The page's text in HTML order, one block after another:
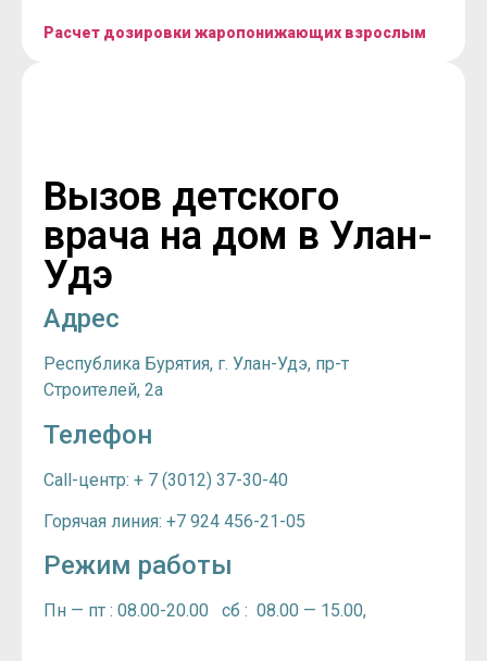
Расчет дозировки жаропонижающих взрослым
Вызов детского
врача на дом в Улан-
Удэ
Адрес
Республика Бурятия, г. Улан-Удэ, пр-т
Строителей, 2а
Телефон
Call-центр: + 7 (3012) 37-30-40
Горячая линия: +7 924 456-21-05
Режим работы
Пн — пт : 08.00-20.00 сб : 08.00 — 15.00,